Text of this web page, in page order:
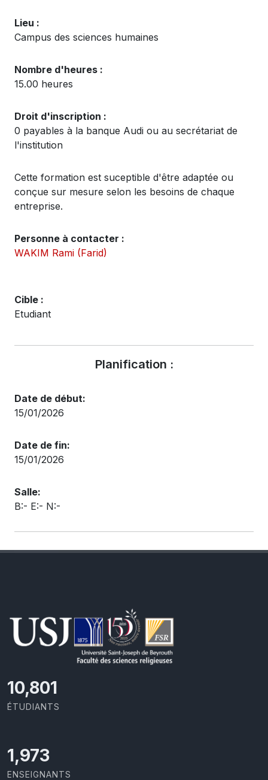
Lieu :
Campus des sciences humaines
Nombre d'heures :
15.00 heures
Droit d'inscription :
0 payables à la banque Audi ou au secrétariat de
l'institution
Cette formation est suceptible d'être adaptée ou
conçue sur mesure selon les besoins de chaque
entreprise.
Personne à contacter :
WAKIM Rami (Farid)
Cible :
Etudiant
Planification :
Date de début:
15/01/2026
Date de fin:
15/01/2026
Salle:
B:- E:- N:-
11,727
ÉTUDIANTS
2,142
ENSEIGNANTS